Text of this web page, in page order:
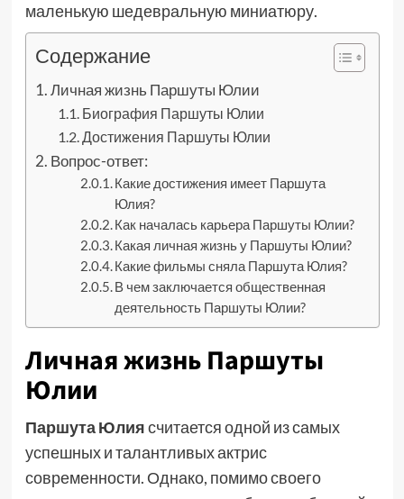
маленькую шедевральную миниатюру.
Содержание
Личная жизнь Паршуты Юлии
Биография Паршуты Юлии
Достижения Паршуты Юлии
Вопрос-ответ:
Какие достижения имеет Паршута
Юлия?
Как началась карьера Паршуты Юлии?
Какая личная жизнь у Паршуты Юлии?
Какие фильмы сняла Паршута Юлия?
В чем заключается общественная
деятельность Паршуты Юлии?
Личная жизнь Паршуты
Юлии
Паршута Юлиясчитается одной из самых
успешных и талантливых актрис
современности. Однако, помимо своего